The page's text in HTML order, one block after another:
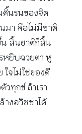
ดิ้นรนของจิต
มา คือไม่มีชาติ
น สิ้นชาติก็สิ้น
หยิบฉวยตา หู
จไม่ใช่ของดี
ทุกข์ ถ้าเรา
างอวิชชาได้